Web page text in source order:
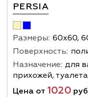
PERSIA
Размеры: 60х60,
Поверхность:
Назначение: для
прихожей,
Цена от 1020